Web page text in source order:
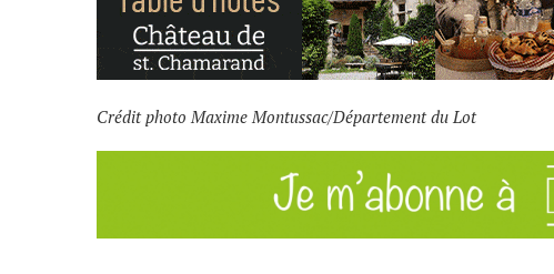
Crédit photo Maxime Montussac/Département du Lot